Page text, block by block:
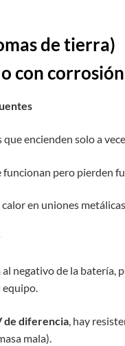
de tierra)
con corrosión
encienden solo a
funcionan pero pierden
en uniones
negativo de la batería,
equipo.
de diferencia, hay
mala).